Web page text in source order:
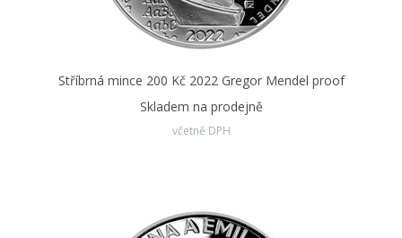
Stříbrná mince 200 Kč 2022 Gregor Mendel proof
Skladem na prodejně
včetně DPH